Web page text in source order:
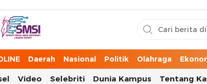
Detil, Sudut, dan Cerita Kota
Daerah Nasional Politik Olahraga
Video Selebriti Dunia Kampus Tentang